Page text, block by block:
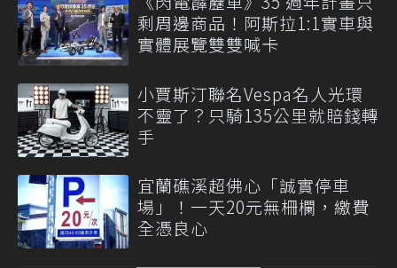
剩周邊商品！阿斯拉1:1實車與
實體展覽雙雙喊卡
小賈斯汀聯名Vespa名人光環
不靈了？只騎135公里就賠錢轉
手
宜蘭礁溪超佛心「誠實停車
場」！一天20元無柵欄，繳費
全憑良心